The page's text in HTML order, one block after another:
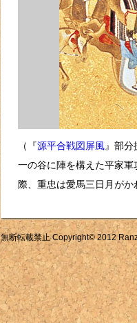
（『源平合戦図屏風』部分
一の谷に陣を構えた平家
際、重忠は愛馬三日月がか
無断転載禁止 Copyright© 2012